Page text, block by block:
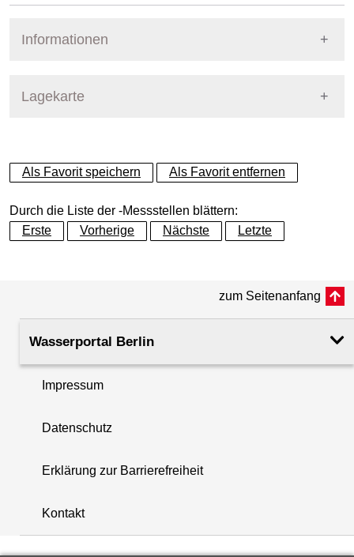
Informationen
Lagekarte
+
−
+
−
Als Favorit speichern Als Favorit entfernen
Durch die Liste der -Messstellen blättern:
Erste
Vorherige Nächste Letzte
zum Seitenanfang
Wasserportal Berlin
Impressum
Datenschutz
Erklärung zur Barrierefreiheit
Kontakt